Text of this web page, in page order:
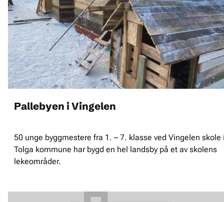
Pallebyen i Vingelen
50 unge byggmestere fra 1. – 7. klasse ved Vingelen skole
Tolga kommune har bygd en hel landsby på et av skolens
lekeområder.